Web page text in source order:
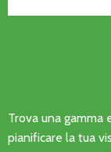
Trova una gamma
pianificare la tua